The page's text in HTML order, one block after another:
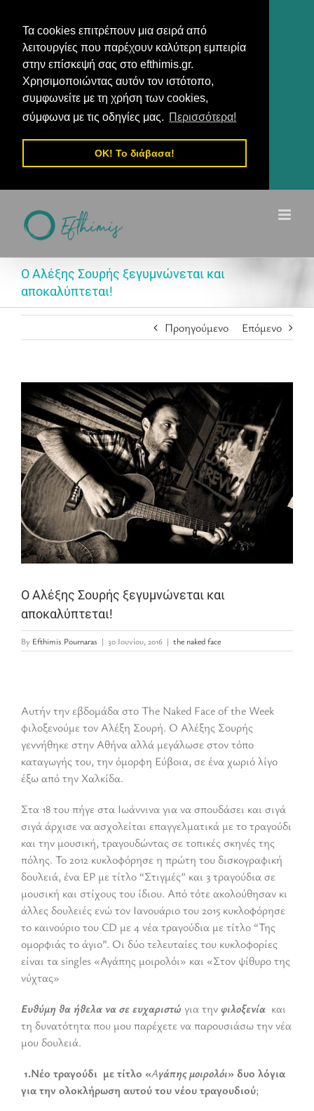
Τα cookies επιτρέπουν μια σειρά από
λειτουργίες που παρέχουν καλύτερη εμπειρία
στην επίσκεψή σας στο efthimis.gr.
Χρησιμοποιώντας αυτόν τον ιστότοπο,
συμφωνείτε με τη χρήση των cookies,
σύμφωνα με τις οδηγίες μας. Περισσότερα!
OK! Το διάβασα!
περιεχόμενο
Ο Αλέξης Σουρής ξεγυμνώνεται και
αποκαλύπτεται!
Προηγούμενο Επόμενο
Προβολή
μεγαλύτερης
εικόνας
Ο Αλέξης Σουρής ξεγυμνώνεται και
αποκαλύπτεται!
By Efthimis Pournaras | 30 Ιουνίου, 2016 | the naked face
Αυτήν την εβδομάδα στο The Naked Face of the Week
φιλοξενούμε τον Αλέξη Σουρή. Ο Αλέξης Σουρής
γεννήθηκε στην Αθήνα αλλά μεγάλωσε στον τόπο
καταγωγής του, την όμορφη Εύβοια, σε ένα χωριό λίγο
έξω από την Χαλκίδα.
Στα 18 του πήγε στα Ιωάννινα για να σπουδάσει και σιγά
σιγά άρχισε να ασχολείται επαγγελματικά με το τραγούδι
και την μουσική, τραγουδώντας σε τοπικές σκηνές της
πόλης. Το 2012 κυκλοφόρησε η πρώτη του δισκογραφική
δουλειά, ένα EP με τίτλο “Στιγμές” και 3 τραγούδια σε
μουσική και στίχους του ίδιου. Από τότε ακολούθησαν κι
άλλες δουλειές ενώ τον Ιανουάριο του 2015 κυκλοφόρησε
το καινούριο του CD με 4 νέα τραγούδια με τίτλο “Της
ομορφιάς το άγιο”. Oι δύο τελευταίες του κυκλοφορίες
είναι τα singles «Αγάπης μοιρολόι» και «Στον ψίθυρο της
νύχτας»
Ευθύμη θα ήθελα να σεευχαριστώ για τηνφιλοξενία και
τη δυνατότητα που μου παρέχετε να παρουσιάσω την νέα
μου δουλειά.
1.Νέο τραγούδι με τίτλο «Αγάπης μοιρολόι»δυο λόγια
για την ολοκλήρωση αυτού του νέου τραγουδιού;